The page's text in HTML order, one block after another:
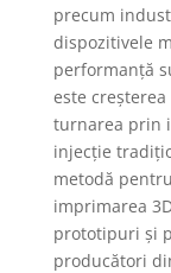
precum
dispozitivele
performanță
este
turnarea prin
injecție
metodă
imprimarea
prototipuri și
producători